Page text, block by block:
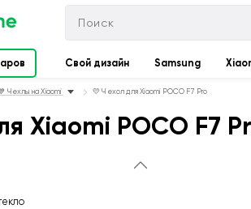
Свой дизайн Samsung
Чехлы на Xiaomi 💛 Чехол для Xiaomi POCO F7 Pro
Xiaomi POCO F7